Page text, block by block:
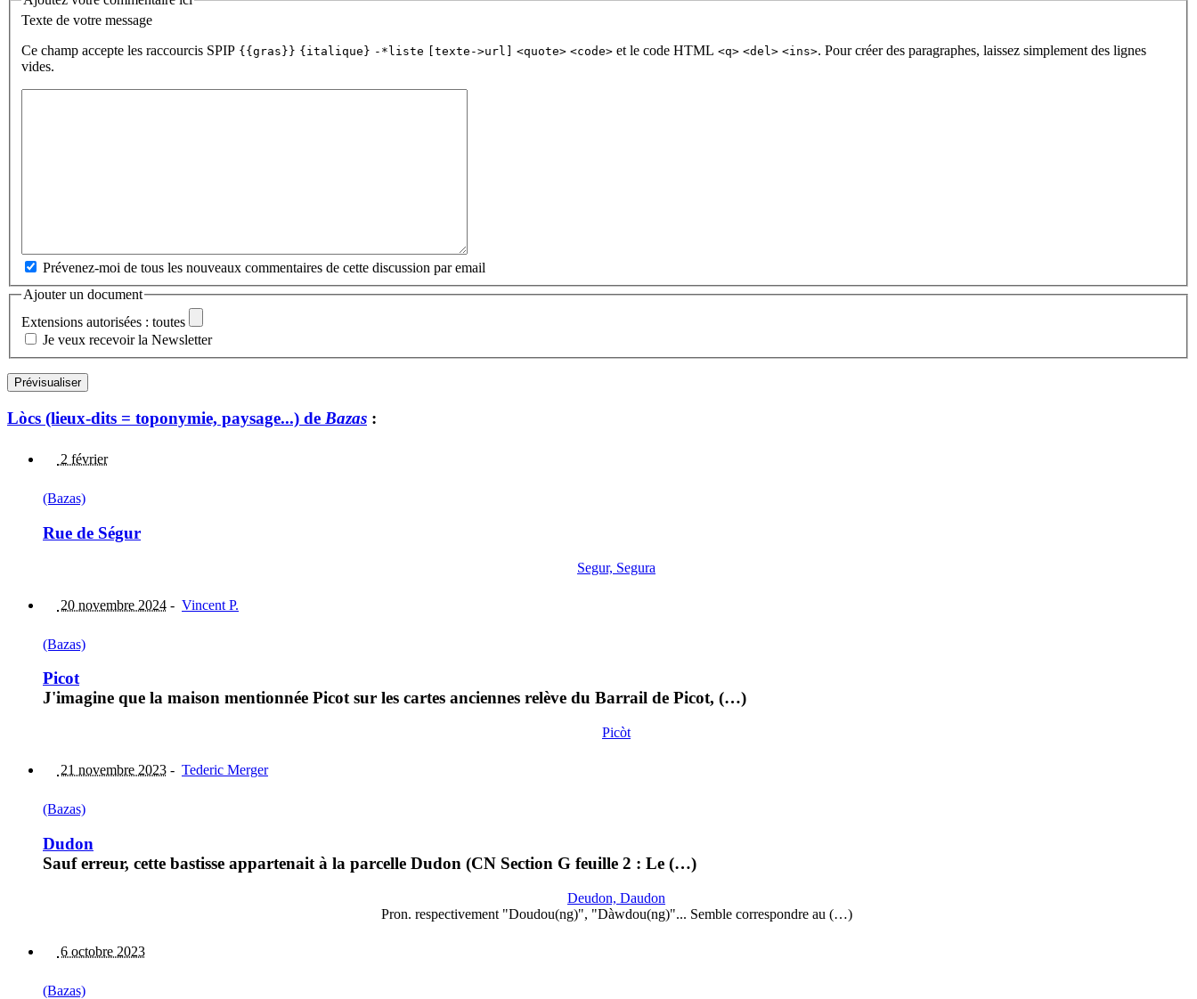
Texte de votre message
Ce champ accepte les raccourcis SPIP {{gras}} {italique} -*liste [texte->url] <quote> <code> et le code HTML <q> <del> <ins>. Pour créer des paragraphes, laissez simplement des lignes
vides.
Prévenez-moi de tous les nouveaux commentaires de cette discussion par email
Ajouter un document
Extensions autorisées : toutes
Je veux recevoir la Newsletter
Lòcs (lieux-dits = toponymie, paysage...) de Bazas :
2 février
(Bazas)
Rue de Ségur
Segur, Segura
20 novembre 2024 - Vincent P.
(Bazas)
Picot
J'imagine que la maison mentionnée Picot sur les cartes anciennes relève du Barrail de Picot, (…)
Picòt
21 novembre 2023 - Tederic Merger
(Bazas)
Dudon
Sauf erreur, cette bastisse appartenait à la parcelle Dudon (CN Section G feuille 2 : Le (…)
Deudon, Daudon
Pron. respectivement "Doudou(ng)", "Dàwdou(ng)"... Semble correspondre au (…)
6 octobre 2023
(Bazas)